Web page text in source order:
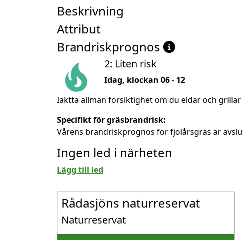
Beskrivning
Attribut
Brandriskprognos
2: Liten risk
Idag, klockan 06 - 12
Iaktta allmän försiktighet om du eldar och
Specifikt för gräsbrandrisk:
Vårens brandriskprognos för fjolårsgräs är
Ingen led i närheten
Lägg till led
Rådasjöns naturreservat
Naturreservat